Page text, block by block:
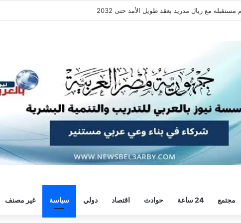
لحسم صفقة هيثم حسن.. واللاعب يُرحب
مجتمع 24 ساعة حوادث اقتصاد دولي سياسة غير مصنف